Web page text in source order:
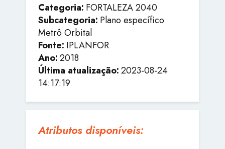
Categoria: FORTALEZA 2040
Subcategoria: Plano específico
Metrô Orbital
Fonte: IPLANFOR
Ano:2018
Última atualização:2023-08-24
14:17:19
Atributos disponíveis: